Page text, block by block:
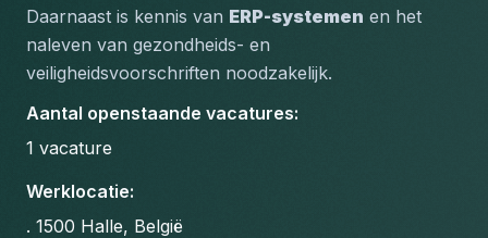
Daarnaast is kennis van ERP-systemen en het
naleven van gezondheids- en
veiligheidsvoorschriften noodzakelijk.
Aantal openstaande vacatures:
1 vacature
Werklocatie:
. 1500 Halle, België